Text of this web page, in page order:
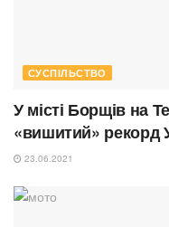
СУСПІЛЬСТВО
У місті Борщів на
«вишитий» рекорд
23.06.2021